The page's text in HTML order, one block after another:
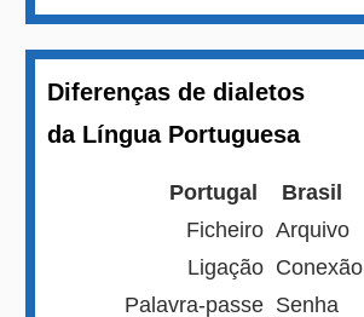
Diferenças de dialetos
da Língua Portuguesa
Portugal
Brasil
Ficheiro Arquivo
Ligação Conexão
Palavra-passe Senha